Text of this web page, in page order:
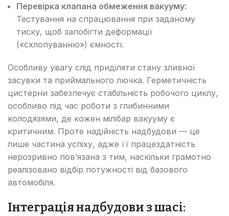
Перевірка клапана обмеження вакууму:
Тестування на спрацювання при заданому
тиску, щоб запобігти деформації
(«схлопуванню») ємності.
Особливу увагу слід приділяти стану зливної
засувки та приймального лючка. Герметичність
цистерни забезпечує стабільність робочого циклу,
особливо під час роботи з глибинними
колодязями, де кожен мілібар вакууму є
критичним. Проте надійність надбудови — це
лише частина успіху, адже її працездатність
нерозривно пов’язана з тим, наскільки грамотно
реалізовано відбір потужності від базового
автомобіля.
Інтеграція надбудови з шасі: